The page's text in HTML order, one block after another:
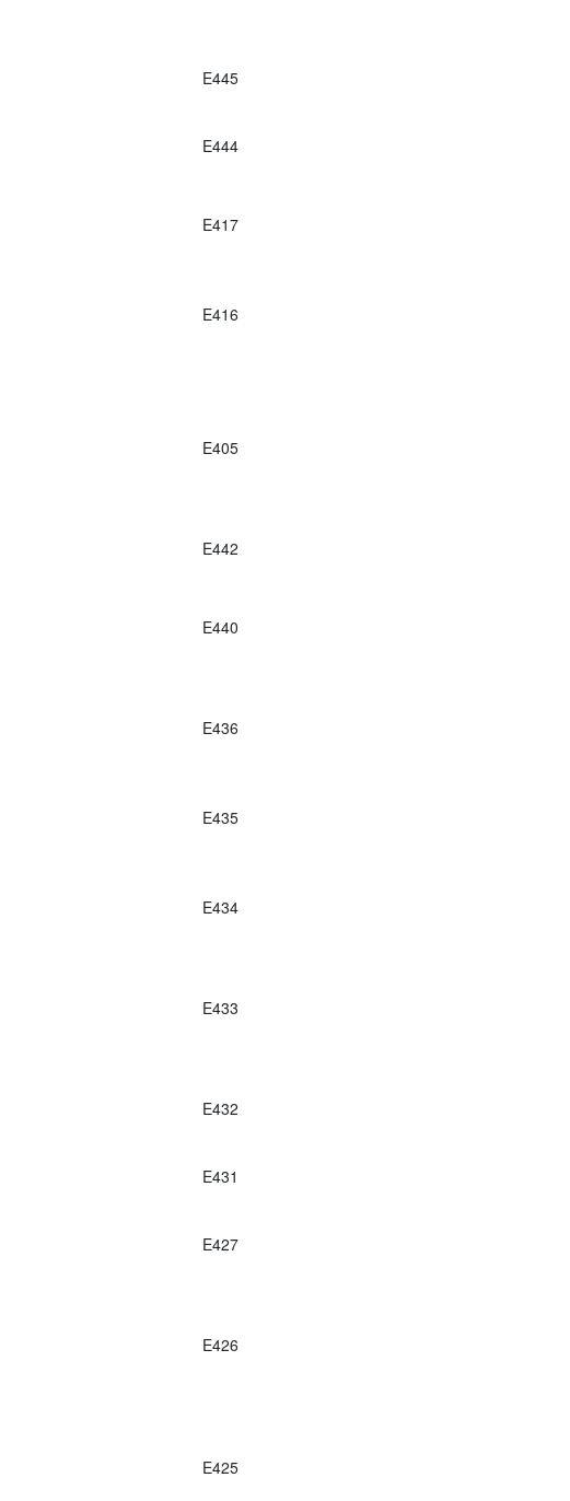
E445
E444
E417
E416
E405
E442
E440
E436
E435
E434
E433
E432
E431
E427
E426
E425